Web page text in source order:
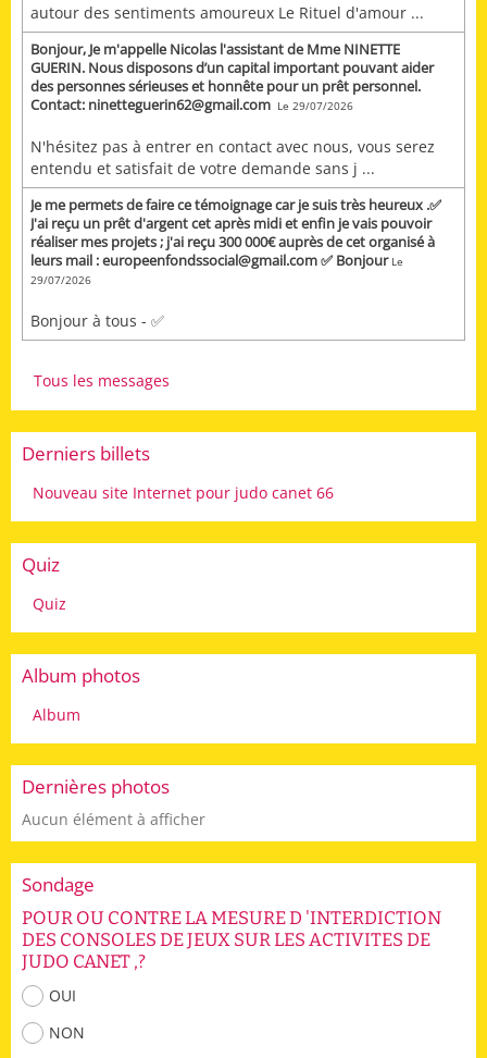
autour des sentiments amoureux Le Rituel d'amour ...
Bonjour, Je m'appelle Nicolas l'assistant de Mme NINETTE
GUERIN. Nous disposons d’un capital important pouvant aider
des personnes sérieuses et honnête pour un prêt personnel.
Contact: ninetteguerin62@gmail.com Le 29/07/2026
N'hésitez pas à entrer en contact avec nous, vous serez
entendu et satisfait de votre demande sans j ...
Je me permets de faire ce témoignage car je suis très heureux .✅
J'ai reçu un prêt d'argent cet après midi et enfin je vais pouvoir
réaliser mes projets ; j'ai reçu 300 000€ auprès de cet organisé à
leurs mail : europeenfondssocial@gmail.com ✅ Bonjour Le
29/07/2026
Bonjour à tous - ✅
Tous les messages
Derniers billets
Nouveau site Internet pour judo canet 66
Quiz
Quiz
Album photos
Album
Dernières photos
Aucun élément à afficher
Sondage
POUR OU CONTRE LA MESURE D 'INTERDICTION
DES CONSOLES DE JEUX SUR LES ACTIVITES DE
JUDO CANET ,?
OUI
NON